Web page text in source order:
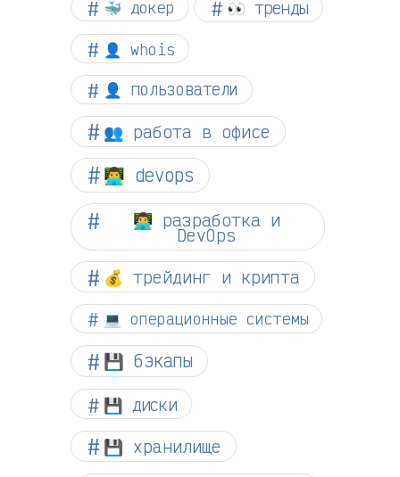
🐳 докер 👀 тренды
👤 whois
👤 пользователи
👥 работа в офисе
👨‍💻 devops
👨‍💻 разработка и
DevOps
💰 трейдинг и крипта
💻 операционные системы
💾 бэкапы
💾 диски
💾 хранилище